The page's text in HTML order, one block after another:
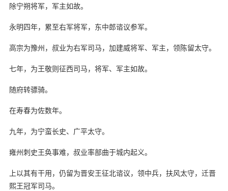
除宁朔将军，军主如故。
永明四年，累至右军将军，东中郎谘议参军。
高宗为豫州，叔业为右军司马，加建威将军、军主，领陈留太守。
七年，为王敬则征西司马，将军、军主如故。
随府转骠骑。
在寿春为佐数年。
九年，为宁蛮长史、广平太守。
雍州刺史王奂事难，叔业率部曲于城内起义。
上以其有干用，仍留为晋安王征北谘议，领中兵，扶风太守，迁晋
熙王冠军司马。